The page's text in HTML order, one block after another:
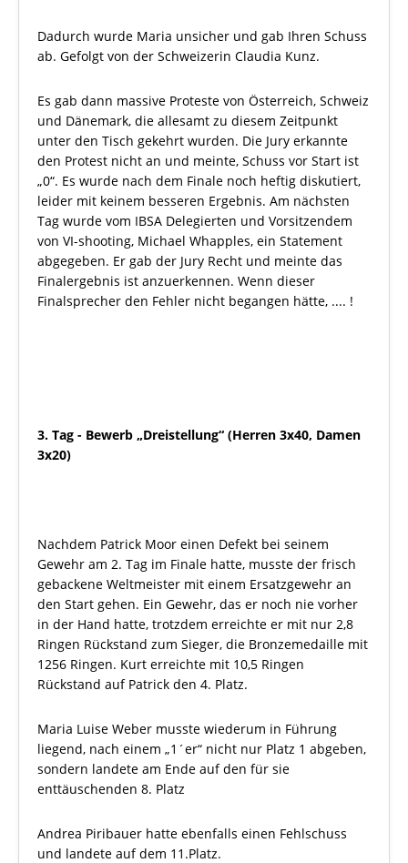
Dadurch wurde Maria unsicher und gab Ihren Schuss
ab. Gefolgt von der Schweizerin Claudia Kunz.
Es gab dann massive Proteste von Österreich, Schweiz
und Dänemark, die allesamt zu diesem Zeitpunkt
unter den Tisch gekehrt wurden. Die Jury erkannte
den Protest nicht an und meinte, Schuss vor Start ist
„0“. Es wurde nach dem Finale noch heftig diskutiert,
leider mit keinem besseren Ergebnis. Am nächsten
Tag wurde vom IBSA Delegierten und Vorsitzendem
von VI-shooting, Michael Whapples, ein Statement
abgegeben. Er gab der Jury Recht und meinte das
Finalergebnis ist anzuerkennen. Wenn dieser
Finalsprecher den Fehler nicht begangen hätte, .... !
3. Tag - Bewerb „Dreistellung“ (Herren 3x40, Damen
3x20)
Nachdem Patrick Moor einen Defekt bei seinem
Gewehr am 2. Tag im Finale hatte, musste der frisch
gebackene Weltmeister mit einem Ersatzgewehr an
den Start gehen. Ein Gewehr, das er noch nie vorher
in der Hand hatte, trotzdem erreichte er mit nur 2,8
Ringen Rückstand zum Sieger, die Bronzemedaille mit
1256 Ringen. Kurt erreichte mit 10,5 Ringen
Rückstand auf Patrick den 4. Platz.
Maria Luise Weber musste wiederum in Führung
liegend, nach einem „1´er“ nicht nur Platz 1 abgeben,
sondern landete am Ende auf den für sie
enttäuschenden 8. Platz
Andrea Piribauer hatte ebenfalls einen Fehlschuss
und landete auf dem 11.Platz.